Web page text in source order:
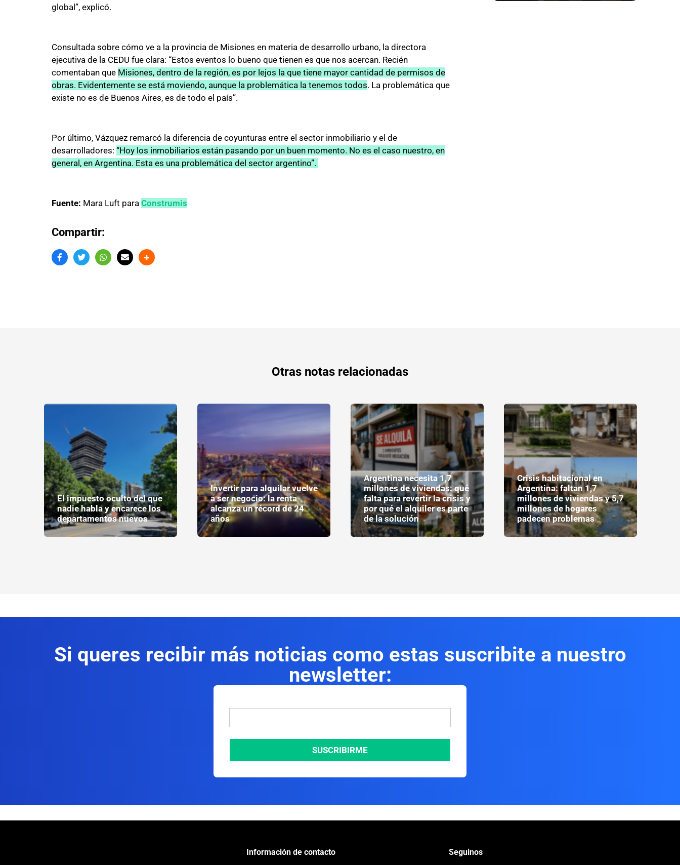
global”, explicó.
Consultada sobre cómo ve a la provincia de Misiones en materia de desarrollo urbano, la directora
ejecutiva de la CEDU fue clara: “Estos eventos lo bueno que tienen es que nos acercan. Recién
comentaban que Misiones, dentro de la región, es por lejos la que tiene mayor cantidad de permisos de
obras. Evidentemente se está moviendo, aunque la problemática la tenemos todos. La problemática que
existe no es de Buenos Aires, es de todo el país”.
Por último, Vázquez remarcó la diferencia de coyunturas entre el sector inmobiliario y el de
desarrolladores: “Hoy los inmobiliarios están pasando por un buen momento. No es el caso nuestro, en
general, en Argentina. Esta es una problemática del sector argentino”.
Fuente: Mara Luft para Construmis
Compartir:
Otras notas relacionadas
El impuesto oculto del que
nadie habla y encarece los
departamentos nuevos
Invertir para alquilar vuelve
a ser negocio: la renta
alcanza un récord de 24
años
Argentina necesita 1,7
millones de viviendas: qué
falta para revertir la crisis y
por qué el alquiler es parte
de la solución
Crisis habitacional en
Argentina: faltan 1,7
millones de viviendas y 5,7
millones de hogares
padecen problemas
Si queres recibir más noticias como estas suscribite a nuestro
newsletter:
SUSCRIBIRME
Información de contacto Seguinos